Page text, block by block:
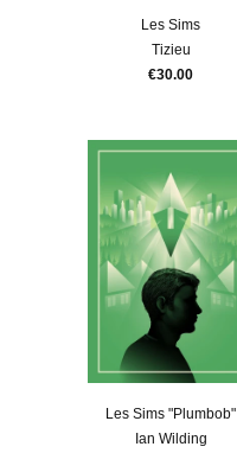
Les Sims
Tizieu
€30.00
Les Sims "Plumbob"
Ian Wilding